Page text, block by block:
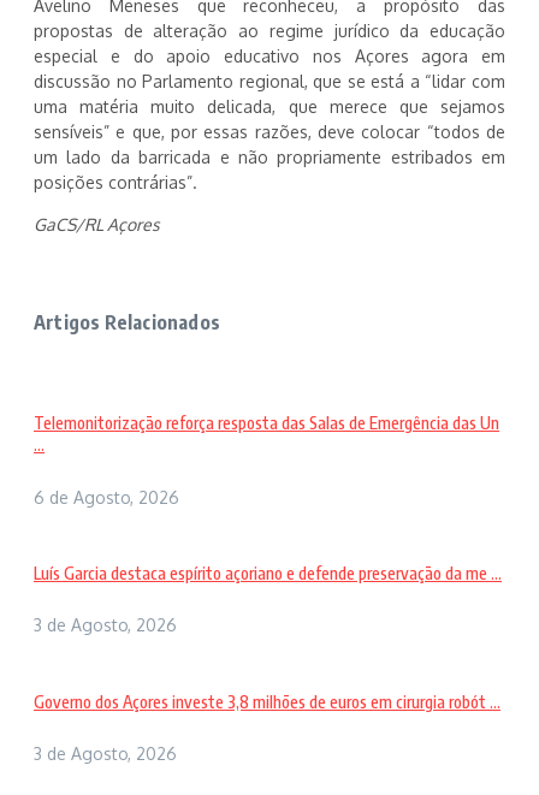
Avelino Meneses que reconheceu, a propósito das
propostas de alteração ao regime jurídico da educação
especial e do apoio educativo nos Açores agora em
discussão no Parlamento regional, que se está a “lidar com
uma matéria muito delicada, que merece que sejamos
sensíveis” e que, por essas razões, deve colocar “todos de
um lado da barricada e não propriamente estribados em
posições contrárias”.
GaCS/RL Açores
Artigos Relacionados
Telemonitorização reforça resposta das Salas de Emergência das Un
...
6 de Agosto, 2026
Luís Garcia destaca espírito açoriano e defende preservação da me ...
3 de Agosto, 2026
Governo dos Açores investe 3,8 milhões de euros em cirurgia robót ...
3 de Agosto, 2026